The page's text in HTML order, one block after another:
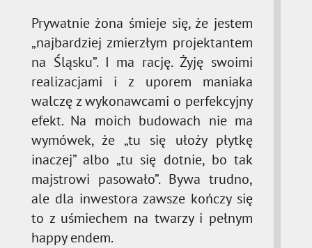
Prywatnie żona śmieje się, że jestem
„najbardziej zmierzłym projektantem
na Śląsku”. I ma rację. Żyję swoimi
realizacjami i z uporem maniaka
walczę z wykonawcami o perfekcyjny
efekt. Na moich budowach nie ma
wymówek, że „tu się ułoży płytkę
inaczej” albo „tu się dotnie, bo tak
majstrowi pasowało”. Bywa trudno,
ale dla inwestora zawsze kończy się
to z uśmiechem na twarzy i pełnym
happy endem.